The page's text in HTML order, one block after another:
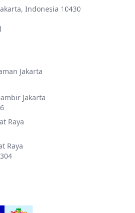
Indonesia 10430
Jakarta
Jakarta
Raya
Raya